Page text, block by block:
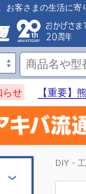
お客さまの生活に寄
らせ 【重要】
DIY・